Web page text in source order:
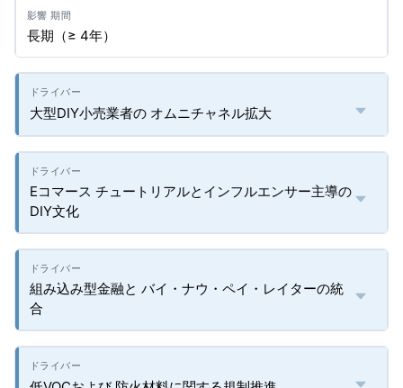
長期（≥ 4年）
大型DIY小売業者の オムニチャネル拡大
Eコマース チュートリアルとインフルエンサー主導の
DIY文化
組み込み型金融と バイ・ナウ・ペイ・レイターの統
合